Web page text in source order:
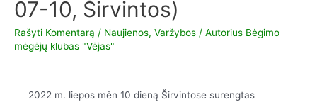
07-10, Širvintos)
Rašyti Komentarą / Naujienos, Varžybos / Autorius Bėgimo
mėgėjų klubas "Vėjas"
2022 m. liepos mėn 10 dieną Širvintose surengtas